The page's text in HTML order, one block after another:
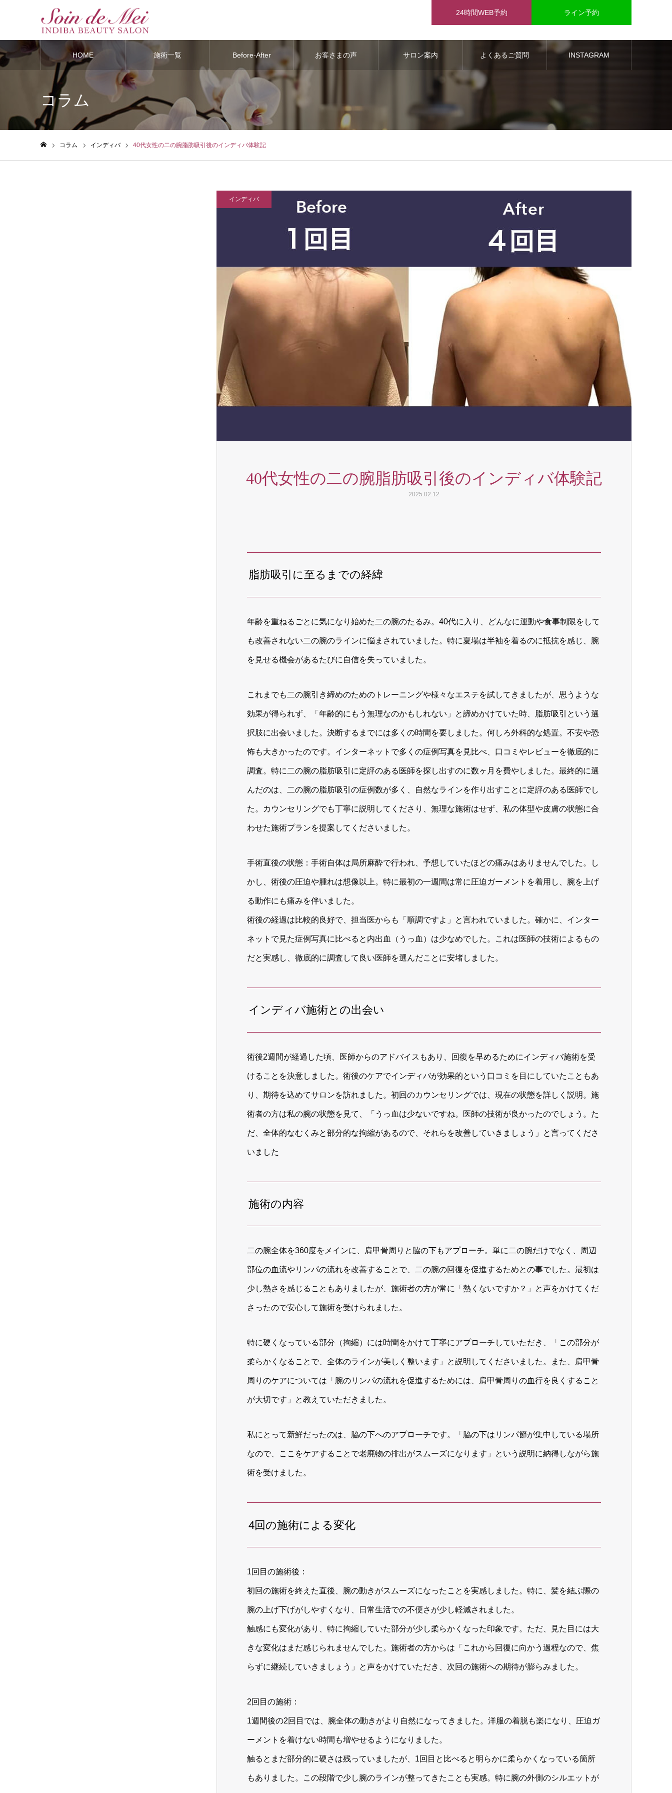
24時間WEB予約 ライン予約
HOME 施術一覧 Before-After お客さまの声 サロン案内 よくあるご質問 INSTAGRAM
コラム
コラム インディバ 40代女性の二の腕脂肪吸引後のインディバ体験記
インディバ
40代女性の二の腕脂肪吸引後のインディバ体験記
2025.02.12
脂肪吸引に至るまでの経緯
年齢を重ねるごとに気になり始めた二の腕のたるみ。40代に入り、どんなに運動や食事制限をして
も改善されない二の腕のラインに悩まされていました。特に夏場は半袖を着るのに抵抗を感じ、腕
を見せる機会があるたびに自信を失っていました。
これまでも二の腕引き締めのためのトレーニングや様々なエステを試してきましたが、思うような
効果が得られず、「年齢的にもう無理なのかもしれない」と諦めかけていた時、脂肪吸引という選
択肢に出会いました。決断するまでには多くの時間を要しました。何しろ外科的な処置。不安や恐
怖も大きかったのです。インターネットで多くの症例写真を見比べ、口コミやレビューを徹底的に
調査。特に二の腕の脂肪吸引に定評のある医師を探し出すのに数ヶ月を費やしました。最終的に選
んだのは、二の腕の脂肪吸引の症例数が多く、自然なラインを作り出すことに定評のある医師でし
た。カウンセリングでも丁寧に説明してくださり、無理な施術はせず、私の体型や皮膚の状態に合
わせた施術プランを提案してくださいました。
手術直後の状態：手術自体は局所麻酔で行われ、予想していたほどの痛みはありませんでした。し
かし、術後の圧迫や腫れは想像以上。特に最初の一週間は常に圧迫ガーメントを着用し、腕を上げ
る動作にも痛みを伴いました。
術後の経過は比較的良好で、担当医からも「順調ですよ」と言われていました。確かに、インター
ネットで見た症例写真に比べると内出血（うっ血）は少なめでした。これは医師の技術によるもの
だと実感し、徹底的に調査して良い医師を選んだことに安堵しました。
インディバ施術との出会い
術後2週間が経過した頃、医師からのアドバイスもあり、回復を早めるためにインディバ施術を受
けることを決意しました。術後のケアでインディバが効果的という口コミを目にしていたこともあ
り、期待を込めてサロンを訪れました。初回のカウンセリングでは、現在の状態を詳しく説明。施
術者の方は私の腕の状態を見て、「うっ血は少ないですね。医師の技術が良かったのでしょう。た
だ、全体的なむくみと部分的な拘縮があるので、それらを改善していきましょう」と言ってくださ
いました
施術の内容
二の腕全体を360度をメインに、肩甲骨周りと脇の下もアプローチ。単に二の腕だけでなく、周辺
部位の血流やリンパの流れを改善することで、二の腕の回復を促進するためとの事でした。最初は
少し熱さを感じることもありましたが、施術者の方が常に「熱くないですか？」と声をかけてくだ
さったので安心して施術を受けられました。
特に硬くなっている部分（拘縮）には時間をかけて丁寧にアプローチしていただき、「この部分が
柔らかくなることで、全体のラインが美しく整います」と説明してくださいました。また、肩甲骨
周りのケアについては「腕のリンパの流れを促進するためには、肩甲骨周りの血行を良くすること
が大切です」と教えていただきました。
私にとって新鮮だったのは、脇の下へのアプローチです。「脇の下はリンパ節が集中している場所
なので、ここをケアすることで老廃物の排出がスムーズになります」という説明に納得しながら施
術を受けました。
4回の施術による変化
1回目の施術後：
初回の施術を終えた直後、腕の動きがスムーズになったことを実感しました。特に、髪を結ぶ際の
腕の上げ下げがしやすくなり、日常生活での不便さが少し軽減されました。
触感にも変化があり、特に拘縮していた部分が少し柔らかくなった印象です。ただ、見た目には大
きな変化はまだ感じられませんでした。施術者の方からは「これから回復に向かう過程なので、焦
らずに継続していきましょう」と声をかけていただき、次回の施術への期待が膨らみました。
2回目の施術：
1週間後の2回目では、腕全体の動きがより自然になってきました。洋服の着脱も楽になり、圧迫ガ
ーメントを着けない時間も増やせるようになりました。
触るとまだ部分的に硬さは残っていましたが、1回目と比べると明らかに柔らかくなっている箇所
もありました。この段階で少し腕のラインが整ってきたことも実感。特に腕の外側のシルエットが